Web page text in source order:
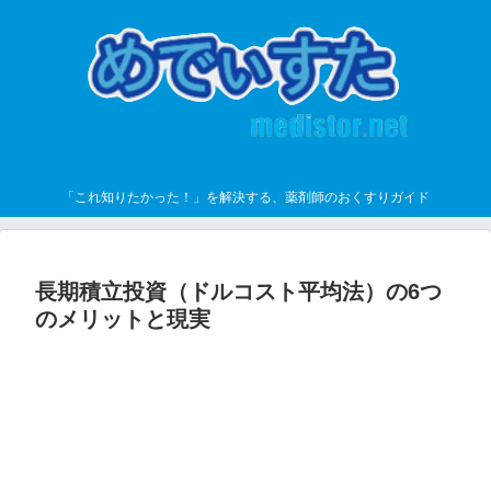
「これ知りたかった！」を解決する、薬剤師のおくすりガイド
長期積立投資（ドルコスト平均法）の6つ
のメリットと現実